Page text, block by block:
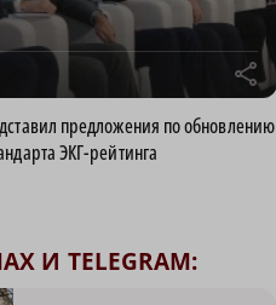
r
предложения по обновлению
ЭКГ-рейтинга
И TELEGRAM: